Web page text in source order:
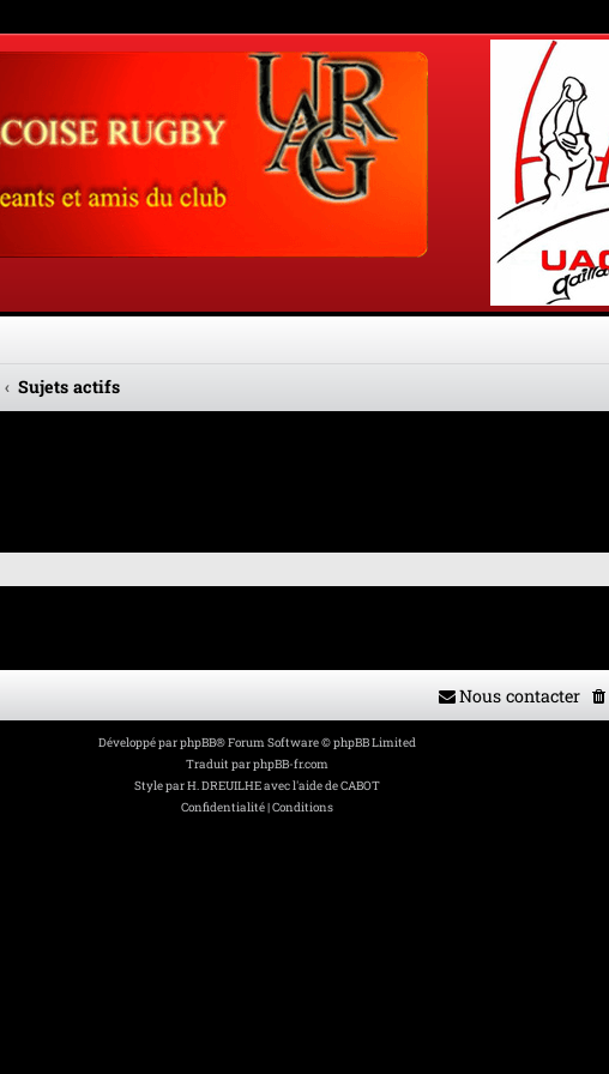
Sujets actifs
Nous contacter
Développé parphpBB® Forum Software © phpBB Limited
Traduit parphpBB-fr.com
Style parH. DREUILHE avec l'aide de CABOT
Confidentialité|Conditions